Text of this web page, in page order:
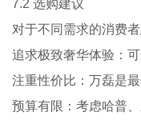
7.2 选购建议
对于不同需求的消费者
追求极致奢华体验：
注重性价比：万磊是
预算有限：考虑哈普